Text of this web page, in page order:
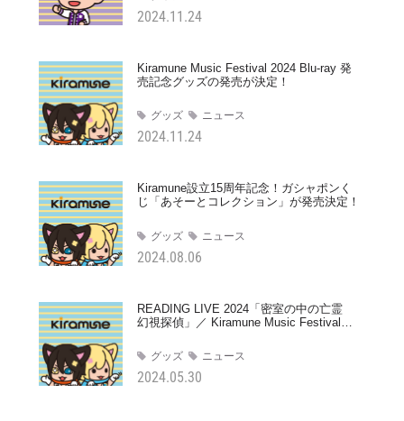
2024.11.24
2024.11.24
Kiramune Music Festival 2024 Blu-ray 発
売記念グッズの発売が決定！
グッズ ニュース
2024.08.06
Kiramune設立15周年記念！ガシャポンく
じ「あそーとコレクション」が発売決定！
グッズ ニュース
2024.05.30
READING LIVE 2024「密室の中の亡霊
幻視探偵」／ Kiramune Music Festival
グッズ ニュース